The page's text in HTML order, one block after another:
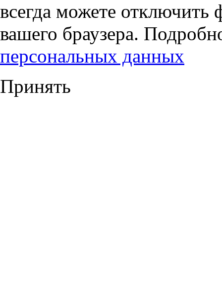
всегда можете отключить
вашего браузера.
персональных данных
Принять